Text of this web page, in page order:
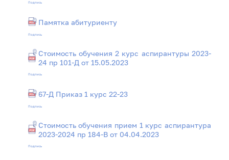
Подпись
Памятка абитуриенту
Подпись
Стоимость обучения 2 курс аспирантуры 2023-
24 пр 101-Д от 15.05.2023
Подпись
67-Д Приказ 1 курс 22-23
Подпись
Стоимость обучения прием 1 курс аспирантура
2023-2024 пр 184-В от 04.04.2023
Подпись